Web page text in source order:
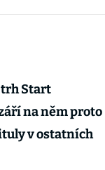
Start
na něm proto
v ostatních